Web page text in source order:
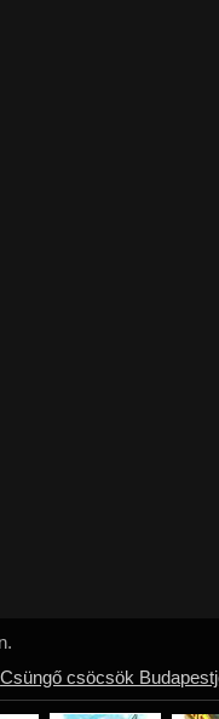
Csüngő csöcsök